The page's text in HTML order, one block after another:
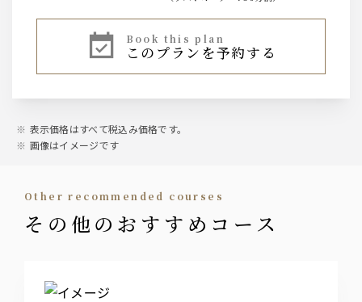
・サントリーザ・プレミアムモルツ中瓶
・ジムビーム
日本酒
book this plan
このプランを予約する
表示価格はすべて税込み価格です。
画像はイメージです
other recommended courses
その他のおすすめコース